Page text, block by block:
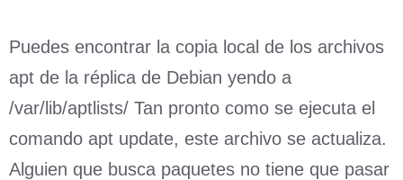
Puedes encontrar la copia local de los archivos
apt de la réplica de Debian yendo a
/var/lib/aptlists/ Tan pronto como se ejecuta el
comando apt update, este archivo se actualiza.
Alguien que busca paquetes no tiene que pasar